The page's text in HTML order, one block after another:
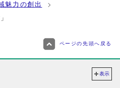
魅力の創出
ページの先頭へ戻る
表示